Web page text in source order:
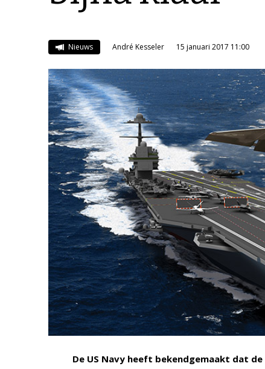
Nieuws André Kesseler 15 januari 2017 11:00
De US Navy heeft bekendgemaakt dat de